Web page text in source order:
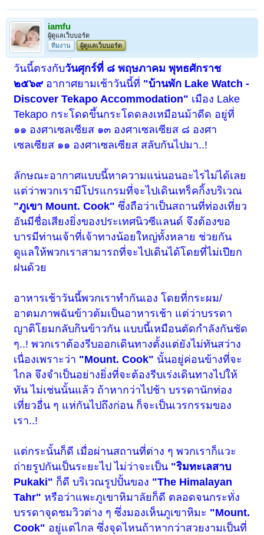
iamfu
ผู้ดูแลเว็บบอร์ด
ทีมงาน
ผู้ดูแลเว็บบอร์ด
วันนี้ตรงกับวันศุกร์ที่ ๘ พฤษภาคม พุทธศักราช
๒๕๖๙ อากาศยามเช้าวันนี้ที่ "บ้านพัก Lake Watch -
Discover Tekapo Accommodation" เมือง Lake
Tekapo กระโดดขึ้นกระโดดลงเหมือนม้าดีด อยู่ที่
๑๑ องศาเซลเซียส ๑๓ องศาเซลเซียส ๘ องศา
เซลเซียส ๑๑ องศาเซลเซียส สลับกันไปมา..!
ลักษณะอากาศแบบนี้หาความแน่นอนอะไรไม่ได้เลย
แต่ว่าพวกเรามีโปรแกรมที่จะไปเดินเทร็คกิ้งบริเวณ
"ภูเขา Mount. Cook" ซึ่งถือว่าเป็นสถานที่ท่องเที่ยว
อันมีชื่อเสียงยิ่งของประเทศนิวซีแลนด์ จึงต้องขอ
บารมีท่านเจ้าที่เจ้าทางน้อยใหญ่ทั้งหลาย ช่วยกัน
ดูแลให้พวกเราสามารถที่จะไปเดินได้โดยที่ไม่เปียก
ฝนด้วย
อาหารเช้าวันนี้พวกเราทำกันเอง โดยที่กระผม/
อาตมภาพฉันข้าวต้มเป็นอาหารเช้า แต่ว่าบรรดา
ญาติโยมกลับกินข้าวกัน แบบนี้เหมือนตัดกำลังกันชัด
ๆ..! พวกเราต้องรีบออกเดินทางตั้งแต่ยังไม่ทันสว่าง
เนื่องเพราะว่า "Mount. Cook" นั้นอยู่ค่อนข้างที่จะ
ไกล จึงจำเป็นอย่างยิ่งที่จะต้องรีบเร่งเดินทางไปให้
ทัน ไม่เช่นนั้นแล้ว ถ้าหากว่าไปช้า บรรดานักท่อง
เที่ยวอื่น ๆ แห่กันไปถึงก่อน ก็จะเป็นเวรกรรมของ
เรา..!
แต่กระนั้นก็ดี เมื่อผ่านสถานที่ต่าง ๆ พวกเราก็แวะ
ถ่ายรูปกันเป็นระยะไป ไม่ว่าจะเป็น "ริมทะเลสาบ
Pukaki" ก็ดี บริเวณรูปปั้นของ "The Himalayan
Tahr" หรือว่าแพะภูเขาหิมาลัยก็ดี ตลอดจนกระทั่ง
บรรดาจุดชมวิวต่าง ๆ ซึ่งมองเห็นภูเขาหิมะ "Mount.
Cook" อยู่แต่ไกล ซึ่งจุดไหนถ้าหากว่าสวยงามเป็นที่